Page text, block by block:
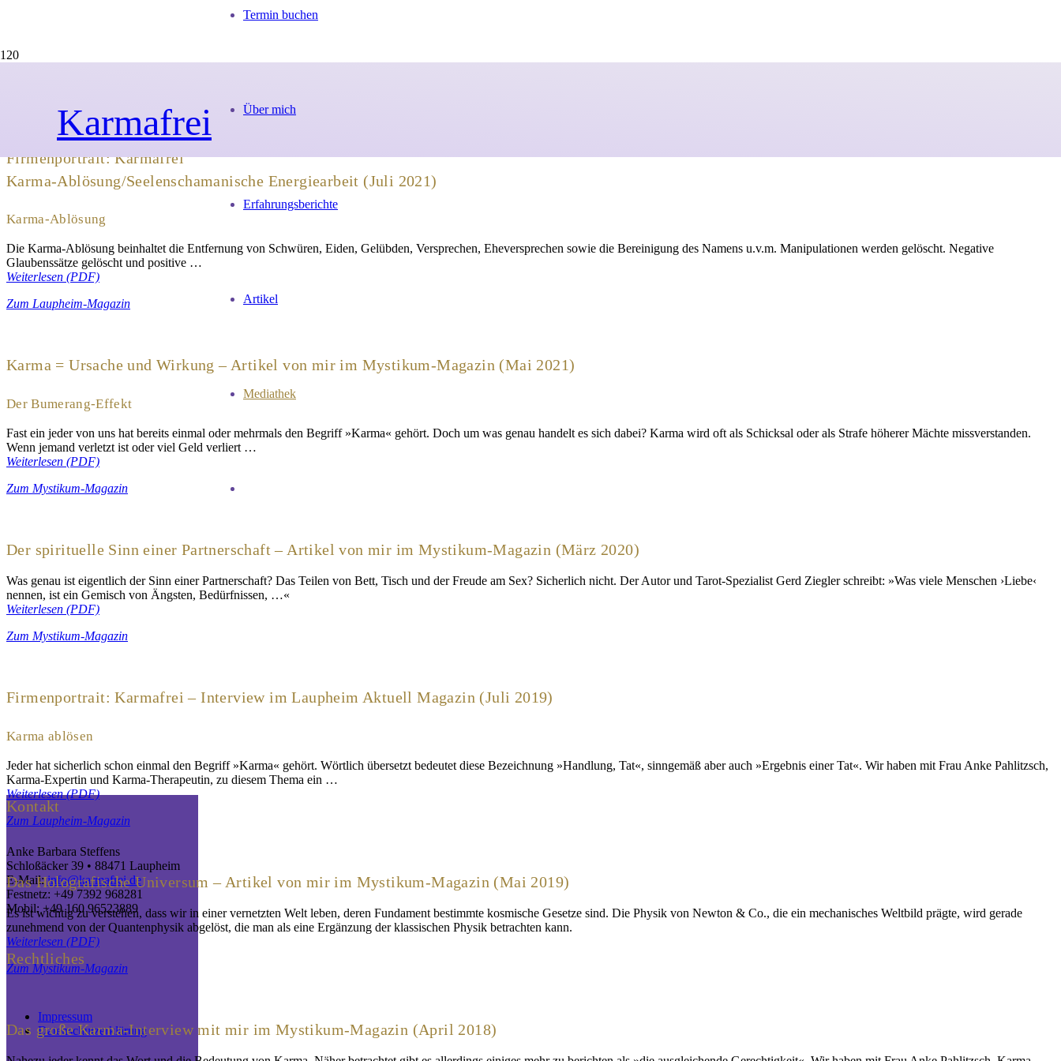
Karmafrei
Termin buchen
Über mich
Erfahrungsberichte
Artikel
Mediathek
Mediathek
Firmenportrait: Karmafrei
Karma-Ablösung/Seelenschamanische Energiearbeit (Juli 2021)
Karma-Ablösung
Die Karma-Ablösung beinhaltet die Entfernung von Schwüren, Eiden, Gelübden, Versprechen, Eheversprechen sowie die Bereinigung des Namens u.v.m. Manipulationen werden gelöscht. Negative
Glaubenssätze gelöscht und positive …
Weiterlesen (PDF)
Zum Laupheim-Magazin
Karma = Ursache und Wirkung – Artikel von mir im Mystikum-Magazin (Mai 2021)
Der Bumerang-Effekt
Fast ein jeder von uns hat bereits einmal oder mehrmals den Begriff »Karma« gehört. Doch um was genau handelt es sich dabei? Karma wird oft als Schicksal oder als Strafe höherer Mächte missverstanden.
Wenn jemand verletzt ist oder viel Geld verliert …
Weiterlesen (PDF)
Zum Mystikum-Magazin
Der spirituelle Sinn einer Partnerschaft – Artikel von mir im Mystikum-Magazin (März 2020)
Was genau ist eigentlich der Sinn einer Partnerschaft? Das Teilen von Bett, Tisch und der Freude am Sex? Sicherlich nicht. Der Autor und Tarot-Spezialist Gerd Ziegler schreibt: »Was viele Menschen ›Liebe‹
nennen, ist ein Gemisch von Ängsten, Bedürfnissen, …«
Weiterlesen (PDF)
Zum Mystikum-Magazin
Firmenportrait: Karmafrei – Interview im Laupheim Aktuell Magazin (Juli 2019)
Karma ablösen
Jeder hat sicherlich schon einmal den Begriff »Karma« gehört. Wörtlich übersetzt bedeutet diese Bezeichnung »Handlung, Tat«, sinngemäß aber auch »Ergebnis einer Tat«. Wir haben mit Frau Anke Pahlitzsch,
Karma-Expertin und Karma-Therapeutin, zu diesem Thema ein …
Weiterlesen (PDF)
Zum Laupheim-Magazin
Das Holografische Universum – Artikel von mir im Mystikum-Magazin (Mai 2019)
Es ist wichtig zu verstehen, dass wir in einer vernetzten Welt leben, deren Fundament bestimmte kosmische Gesetze sind. Die Physik von Newton & Co., die ein mechanisches Weltbild prägte, wird gerade
zunehmend von der Quantenphysik abgelöst, die man als eine Ergänzung der klassischen Physik betrachten kann.
Weiterlesen (PDF)
Zum Mystikum-Magazin
Das große Karma-Interview mit mir im Mystikum-Magazin (April 2018)
Kontakt
Anke Barbara Steffens
Schloßäcker 39 • 88471 Laupheim
E-Mail:info@karmafrei.de
Festnetz: +49 7392 968281
Mobil: +49 160 96523889
Rechtliches
Impressum
Datenschutzerklärung